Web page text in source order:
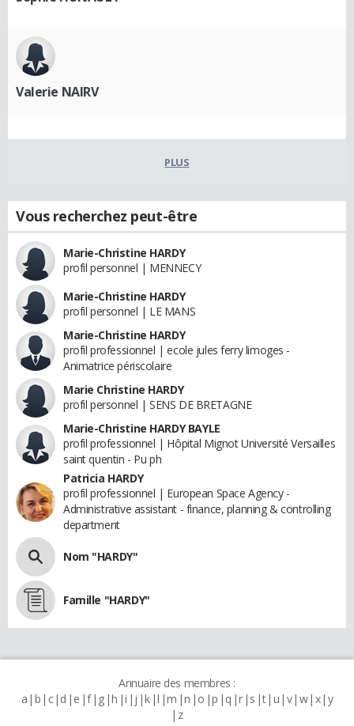
Valerie NAIRV
PLUS
Vous recherchez peut-être
Marie-Christine HARDY
profil personnel | MENNECY
Marie-Christine HARDY
profil personnel | LE MANS
Marie-Christine HARDY
profil professionnel | ecole jules ferry limoges -
Animatrice périscolaire
Marie Christine HARDY
profil personnel | SENS DE BRETAGNE
Marie-Christine HARDY BAYLE
profil professionnel | Hôpital Mignot Université Versailles
saint quentin - Pu ph
Patricia HARDY
profil professionnel | European Space Agency -
Administrative assistant - finance, planning & controlling
department
Nom "HARDY"
Famille "HARDY"
Annuaire des membres :
a b c d e f g h i j k l m n o p q r s t u v w x y
z